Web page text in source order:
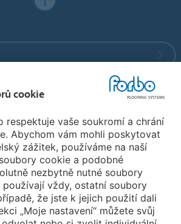
cookie
respektuje vaše soukromí a chrání
Abychom vám mohli poskytovat
zážitek, používáme na naší
cookie a podobné
nezbytně nutné soubory
vždy, ostatní soubory
že jste k jejich použití dali
„Moje nastavení“ můžete svůj